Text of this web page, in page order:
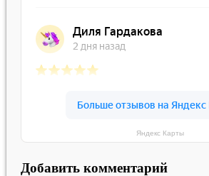
Яндекс Карты
Добавить комментарий